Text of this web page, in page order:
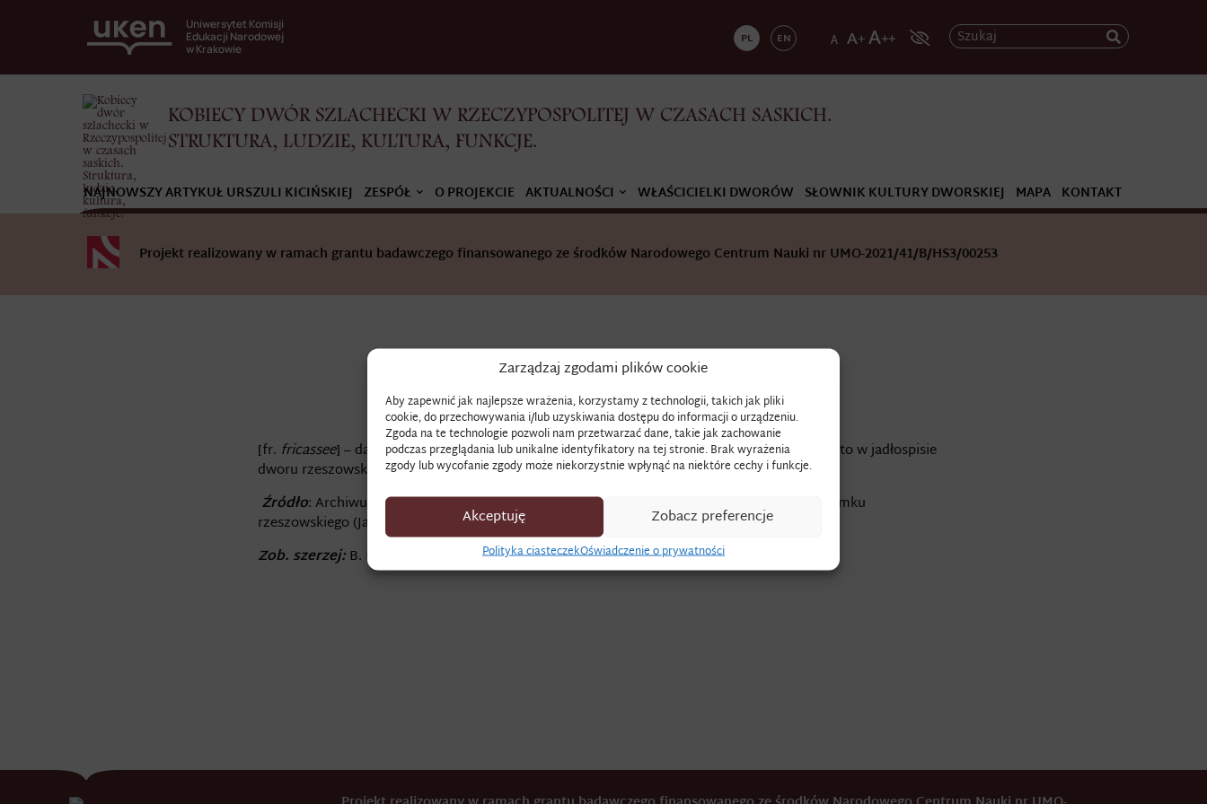
Zarządzaj zgodami plików cookie
Aby zapewnić jak najlepsze wrażenia, korzystamy z technologii, takich jak pliki
cookie, do przechowywania i/lub uzyskiwania dostępu do informacji o urządzeniu.
Zgoda na te technologie pozwoli nam przetwarzać dane, takie jak zachowanie
podczas przeglądania lub unikalne identyfikatory na tej stronie. Brak wyrażenia
zgody lub wycofanie zgody może niekorzystnie wpłynąć na niektóre cechy i funkcje.
Akceptuję Zobacz preferencje
Polityka ciasteczekOświadczenie o prywatności
Uniwersytet Komisji
Edukacji Narodowej
w Krakowie
PL EN Szukaj
KOBIECY DWÓR SZLACHECKI W RZECZYPOSPOLITEJ W CZASACH SASKICH.
STRUKTURA, LUDZIE, KULTURA, FUNKCJE.
NAJNOWSZY ARTYKUŁ URSZULI KICIŃSKIEJ ZESPÓŁ O PROJEKCIE AKTUALNOŚCI WŁAŚCICIELKI DWORÓW SŁOWNIK KULTURY DWORSKIEJ MAPA KONTAKT
Projekt realizowany w ramach grantu badawczego finansowanego ze środków Narodowego Centrum Nauki nr UMO-2021/41/B/HS3/00253
FRYKAS
[fr. fricassee] – dawna potrawka francuska z kilku rodzajów krojonego mięsa, występuje często w jadłospisie
dworu rzeszowskiego Lubomirskich.
Źródło: Archiwum Państwowe w Rzeszowie, Archiwum Lubomirskich, sygn. 228. Szafarz zamku
rzeszowskiego (Jadłospisy) 1778–1780.
Zob. szerzej:B. Popiołek, Między kuchnią i spiżarnią (w druku).